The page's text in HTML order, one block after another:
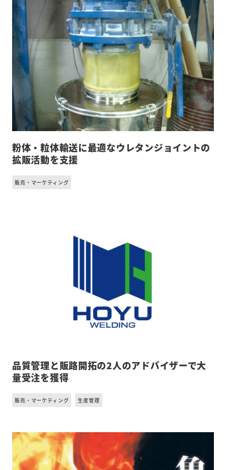
粉体・粒体輸送に最適なウレタンジョイントの
拡販活動を支援
販売・マーケティング
品質管理と販路開拓の2人のアドバイザーで大
量受注を獲得
販売・マーケティング 生産管理